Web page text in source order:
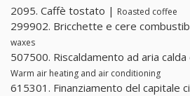
2095. Caffè tostato | Roasted coffee
299902. Bricchette e cere
waxes
507500. Riscaldamento ad aria
Warm air heating and air conditioning
615301. Finanziamento del capitale